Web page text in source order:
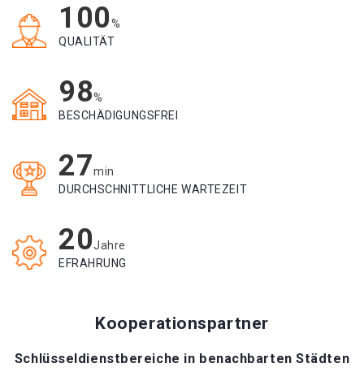
100%
QUALITÄT
98%
BESCHÄDIGUNGSFREI
27min
DURCHSCHNITTLICHE WARTEZEIT
20Jahre
EFRAHRUNG
Kooperationspartner
Schlüsseldienstbereiche in benachbarten Städten